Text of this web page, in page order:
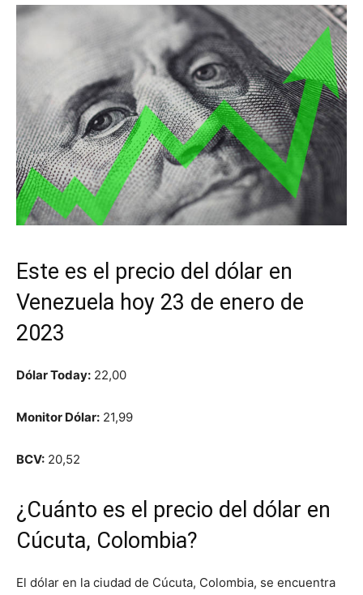
Este es el precio del dólar en
Venezuela hoy 23 de enero de
2023
Dólar Today: 22,00
Monitor Dólar: 21,99
BCV: 20,52
¿Cuánto es el precio del dólar en
Cúcuta, Colombia?
El dólar en la ciudad de Cúcuta, Colombia, se encuentra